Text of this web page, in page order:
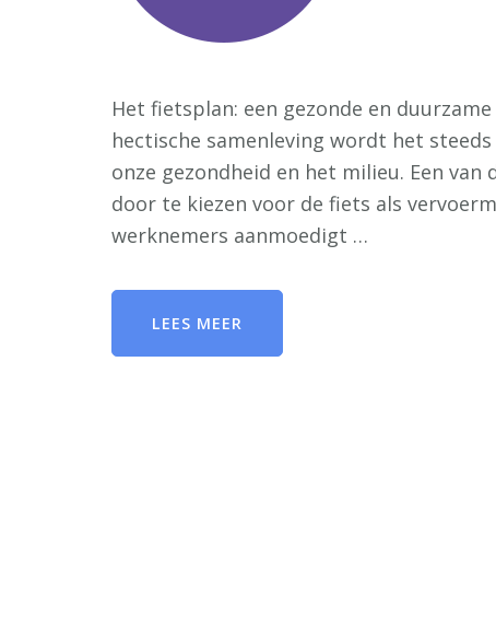
Het fietsplan: een gezonde en
hectische samenleving wordt het
onze gezondheid en het milieu. Een
door te kiezen voor de fiets als
werknemers aanmoedigt …
LEES MEER